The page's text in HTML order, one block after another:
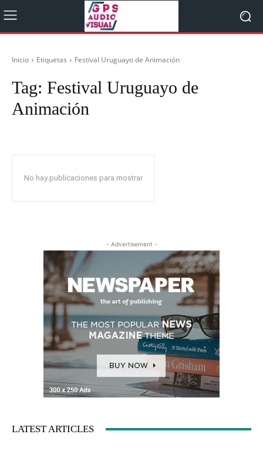
Inicio Etiquetas Festival Uruguayo de Animación
Tag: Festival Uruguayo de
Animación
No hay publicaciones para mostrar
- Advertisement -
LATEST ARTICLES